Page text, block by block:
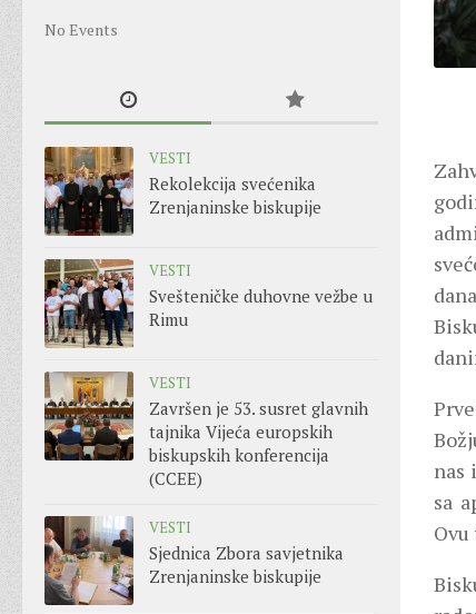
nas
sa
No Events
VESTI
Rekolekcija svećenika
Zrenjaninske biskupije
VESTI
Svešteničke duhovne vežbe u
Rimu
VESTI
Završen je 53. susret glavnih
tajnika Vijeća europskih
biskupskih konferencija
(CCEE)
VESTI
Sjednica Zbora savjetnika
Zrenjaninske biskupije